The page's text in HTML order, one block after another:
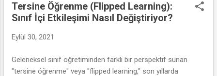
Tersine Öğrenme (Flipped Learning):
Sınıf İçi Etkileşimi Nasıl Değiştiriyor?
Eylül 30, 2021
Geleneksel sınıf öğretiminden farklı bir perspektif sunan
"tersine öğrenme" veya "flipped learning," son yıllarda